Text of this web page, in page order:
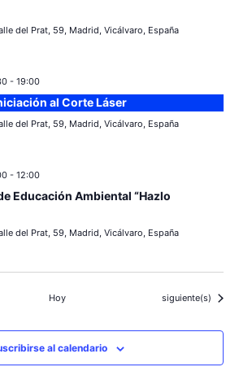
del Prat, 59, Madrid, Vicálvaro, España
- 19:00
al Corte Láser
del Prat, 59, Madrid, Vicálvaro, España
- 12:00
Educación Ambiental “Hazlo
del Prat, 59, Madrid, Vicálvaro, España
Hoy Eventos
siguiente(s)
al calendario